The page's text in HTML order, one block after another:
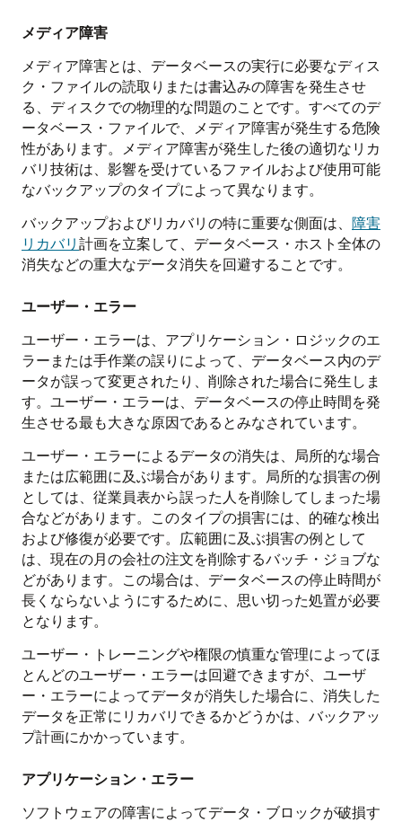
メディア障害
メディア障害とは、データベースの実行に必要なディス
ク・ファイルの読取りまたは書込みの障害を発生させ
る、ディスクでの物理的な問題のことです。すべてのデ
ータベース・ファイルで、メディア障害が発生する危険
性があります。メディア障害が発生した後の適切なリカ
バリ技術は、影響を受けているファイルおよび使用可能
なバックアップのタイプによって異なります。
バックアップおよびリカバリの特に重要な側面は、 障害
リカバリ計画を立案して、データベース・ホスト全体の
消失などの重大なデータ消失を回避することです。
ユーザー・エラー
ユーザー・エラーは、アプリケーション・ロジックのエ
ラーまたは手作業の誤りによって、データベース内のデ
ータが誤って変更されたり、削除された場合に発生しま
す。ユーザー・エラーは、データベースの停止時間を発
生させる最も大きな原因であるとみなされています。
ユーザー・エラーによるデータの消失は、局所的な場合
または広範囲に及ぶ場合があります。局所的な損害の例
としては、従業員表から誤った人を削除してしまった場
合などがあります。このタイプの損害には、的確な検出
および修復が必要です。広範囲に及ぶ損害の例として
は、現在の月の会社の注文を削除するバッチ・ジョブな
どがあります。この場合は、データベースの停止時間が
長くならないようにするために、思い切った処置が必要
となります。
ユーザー・トレーニングや権限の慎重な管理によってほ
とんどのユーザー・エラーは回避できますが、ユーザ
ー・エラーによってデータが消失した場合に、消失した
データを正常にリカバリできるかどうかは、バックアッ
プ計画にかかっています。
アプリケーション・エラー
ソフトウェアの障害によってデータ・ブロックが破損す